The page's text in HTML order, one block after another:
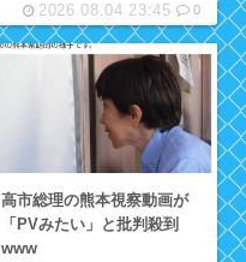
2026.08.04 23:45 0
高市総理の熊本視察動画が
「PVみたい」と批判殺到
www